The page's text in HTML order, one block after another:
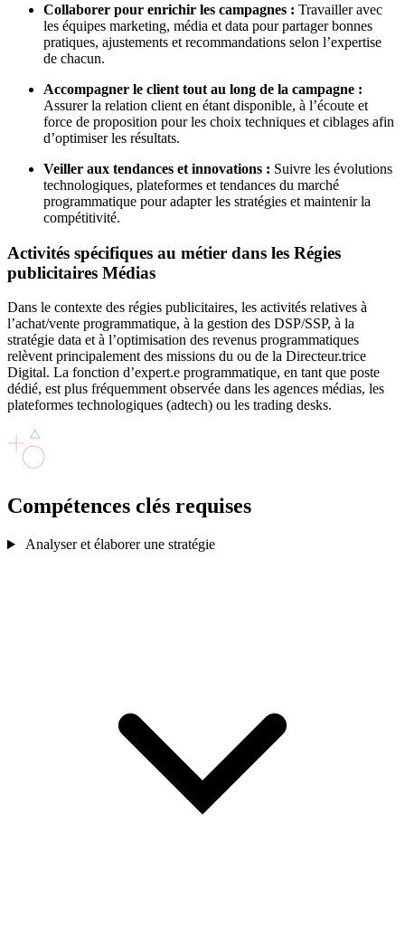
Collaborer pour enrichir les campagnes : Travailler avec
les équipes marketing, média et data pour partager bonnes
pratiques, ajustements et recommandations selon l’expertise
de chacun.
Accompagner le client tout au long de la campagne :
Assurer la relation client en étant disponible, à l’écoute et
force de proposition pour les choix techniques et ciblages afin
d’optimiser les résultats.
Veiller aux tendances et innovations : Suivre les évolutions
technologiques, plateformes et tendances du marché
programmatique pour adapter les stratégies et maintenir la
compétitivité.
Activités spécifiques au métier dans les Régies
publicitaires Médias
Dans le contexte des régies publicitaires, les activités relatives à
l’achat/vente programmatique, à la gestion des DSP/SSP, à la
stratégie data et à l’optimisation des revenus programmatiques
relèvent principalement des missions du ou de la Directeur.trice
Digital. La fonction d’expert.e programmatique, en tant que poste
dédié, est plus fréquemment observée dans les agences médias, les
plateformes technologiques (adtech) ou les trading desks.
Compétences clés requises
Analyser et élaborer une stratégie